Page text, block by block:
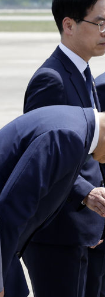
2.3만개 순감하고 그 전 2개
7월에 2.3만 개 줄어…실업
급 기존 사고방식 매달리지
트' 합의…북쪽 인바운드·
폭염중대경보, 폭염경보
' 안동·의성 관할 4개 면 특
정원 초과 시 낮은 계급 임용
나기·강원 많은 비[내일날
54조 투자…"AI 메모리 수요
, 아제르바이잔 투란VC 입단
여다보니…한국 축구 '5승 2
내린 798.81마감
…0.60% 내린 6258.77에
1416.1원 마감
울, 2018년 이후 첫 40도
확보' 신용해 前교정본부장
…"국민적 공분에 수사 재개"
문까지…'쑥대밭' 된 축구협회